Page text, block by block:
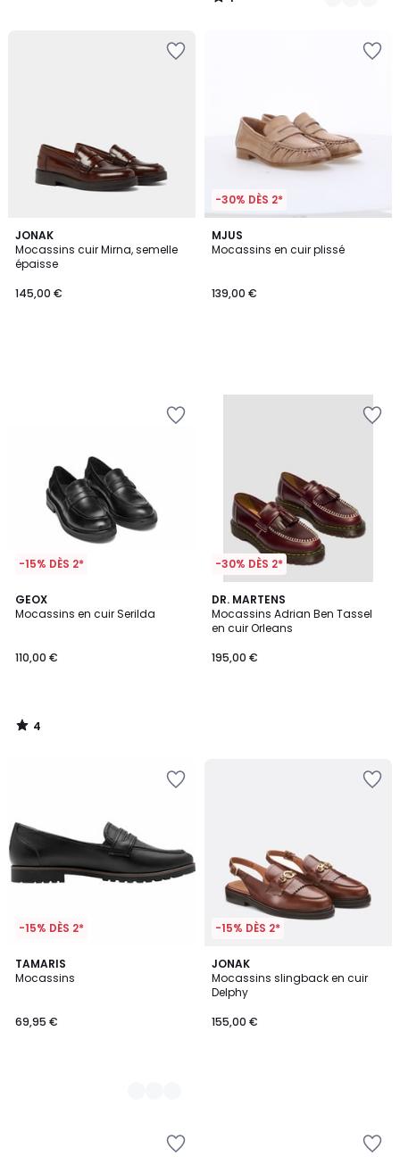
/
JONAK
Mocassins cuir Mirna, semelle
épaisse
145,00 €
-30% DÈS 2*
MJUS
Mocassins en cuir plissé
139,00 €
-15% DÈS 2*
GEOX
Mocassins en cuir Serilda
110,00 €
4
/
4
/
-30% DÈS 2*
DR. MARTENS
Mocassins Adrian Ben Tassel
en cuir Orleans
195,00 €
-15% DÈS 2*
TAMARIS
Mocassins
69,95 €
2
Couleurs
-15% DÈS 2*
JONAK
Mocassins slingback en cuir
Delphy
155,00 €